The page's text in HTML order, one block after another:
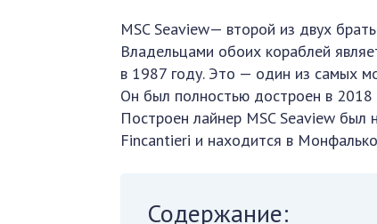
MSC Seaview— второй из двух
Владельцами обоих кораблей
в 1987 году. Это — один из самых
Он был полностью достроен в 2018
Построен лайнер MSC Seaview был
Fincantieri и находится в
Содержание: